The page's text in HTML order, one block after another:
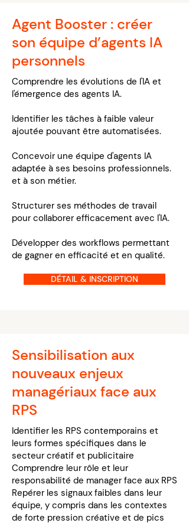
Agent Booster : créer
son équipe d’agents IA
personnels
Comprendre les évolutions de l'IA et
l'émergence des agents IA.
Identifier les tâches à faible valeur
ajoutée pouvant être automatisées.
Concevoir une équipe d'agents IA
adaptée à ses besoins professionnels.
et à son métier.
Structurer ses méthodes de travail
pour collaborer efficacement avec l'IA.
Développer des workflows permettant
de gagner en efficacité et en qualité.
DÉTAIL & INSCRIPTION
Sensibilisation aux
nouveaux enjeux
managériaux face aux
RPS
Identifier les RPS contemporains et
leurs formes spécifiques dans le
secteur créatif et publicitaire
Comprendre leur rôle et leur
responsabilité de manager face aux RPS
Repérer les signaux faibles dans leur
équipe, y compris dans les contextes
de forte pression créative et de pics